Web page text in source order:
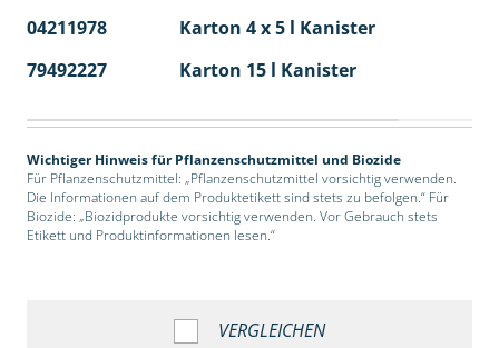
04211978 Karton 4 x 5 l Kanister
79492227
Karton 15 l Kanister
Wichtiger Hinweis für Pflanzenschutzmittel und Biozide
Für Pflanzenschutzmittel: „Pflanzenschutzmittel vorsichtig verwenden.
Die Informationen auf dem Produktetikett sind stets zu befolgen.“ Für
Biozide: „Biozidprodukte vorsichtig verwenden. Vor Gebrauch stets
Etikett und Produktinformationen lesen.“
VERGLEICHEN